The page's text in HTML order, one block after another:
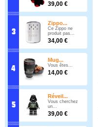
39,00 €
Zippo...
Ce Zippo ne
produit pas...
34,00 €
Mug...
Vous êtes...
14,00 €
Réveil...
Vous cherchez
un...
39,00 €